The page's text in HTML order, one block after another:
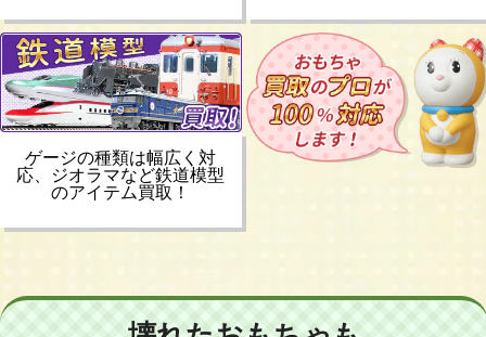
ゲージの種類は幅広く対
応、ジオラマなど鉄道模型
のアイテム買取！